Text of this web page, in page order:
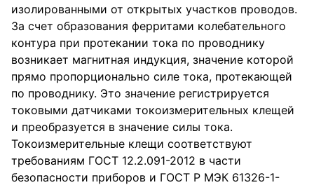
изолированными от открытых участков проводов.
За счет образования ферритами колебательного
контура при протекании тока по проводнику
возникает магнитная индукция, значение которой
прямо пропорционально силе тока, протекающей
по проводнику. Это значение регистрируется
токовыми датчиками токоизмерительных клещей
и преобразуется в значение силы тока.
Токоизмерительные клещи соответствуют
требованиям ГОСТ 12.2.091-2012 в части
безопасности приборов и ГОСТ Р МЭК 61326-1-